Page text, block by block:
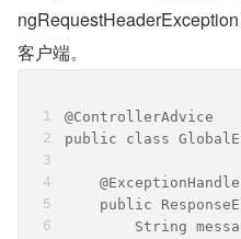
客户端。
@ControllerAdvice
public class
public
String